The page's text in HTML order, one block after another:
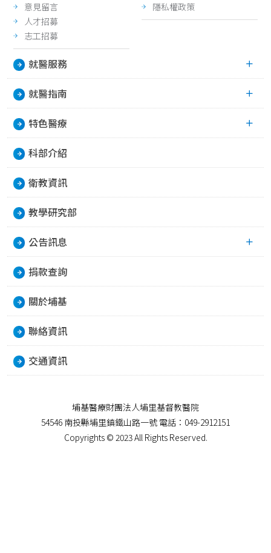
意見留言
人才招募
志工招募
隱私權政策
就醫服務
就醫指南
特色醫療
科部介紹
衛教資訊
教學研究部
公告訊息
捐款查詢
關於埔基
聯絡資訊
交通資訊
埔基醫療財團法人埔里基督教醫院
54546 南投縣埔里鎮鐵山路一號 電話：049-2912151
Copyrights © 2023 All Rights Reserved.